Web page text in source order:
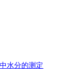
水分的测定